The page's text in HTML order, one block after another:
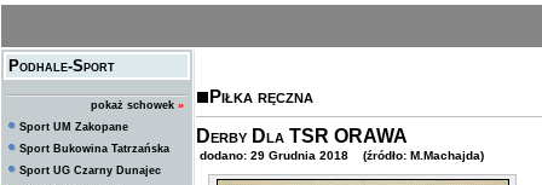
Podhale-Sport
pokaż schowek »
Sport UM Zakopane
Sport Bukowina Tatrzańska
Sport UG Czarny Dunajec
Piłka ręczna
Derby Dla TSR ORAWA
dodano: 29 Grudnia 2018 (źródło: M.Machajda)